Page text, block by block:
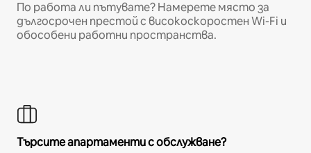
По работа ли пътувате? Намерете място за
дългосрочен престой с високоскоростен Wi-Fi и
обособени работни пространства.
Търсите апартаменти с обслужване?